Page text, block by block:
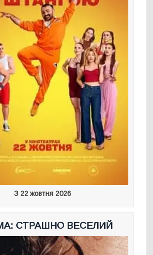
З 22 жовтня 2026
СТРАШНО ВЕСЕЛИЙ